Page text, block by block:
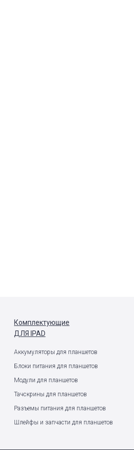
Комплектующие
ДЛЯ IPAD
Аккумуляторы для планшетов
Блоки питания для планшетов
Модули для планшетов
Тачскрины для планшетов
Разъемы питания для планшетов
Шлейфы и запчасти для планшетов